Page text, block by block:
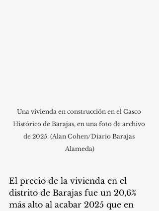
Una vivienda en construcción en el Casco
Histórico de Barajas, en una foto de archivo
de 2025. (Alan Cohen/Diario Barajas
Alameda)
El precio de la vivienda en el
distrito de Barajas fue un 20,6%
más alto al acabar 2025 que en